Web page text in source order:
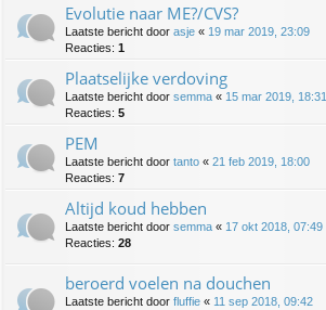
Evolutie naar ME?/CVS?
Laatste bericht door asje « 19 mar 2019, 23:09
Reacties: 1
Plaatselijke verdoving
Laatste bericht door semma « 15 mar 2019, 18:31
Reacties: 5
PEM
Laatste bericht door tanto « 21 feb 2019, 18:00
Reacties: 7
Altijd koud hebben
Laatste bericht door semma « 17 okt 2018, 07:49
Reacties: 28
beroerd voelen na douchen
Laatste bericht door fluffie « 11 sep 2018, 09:42